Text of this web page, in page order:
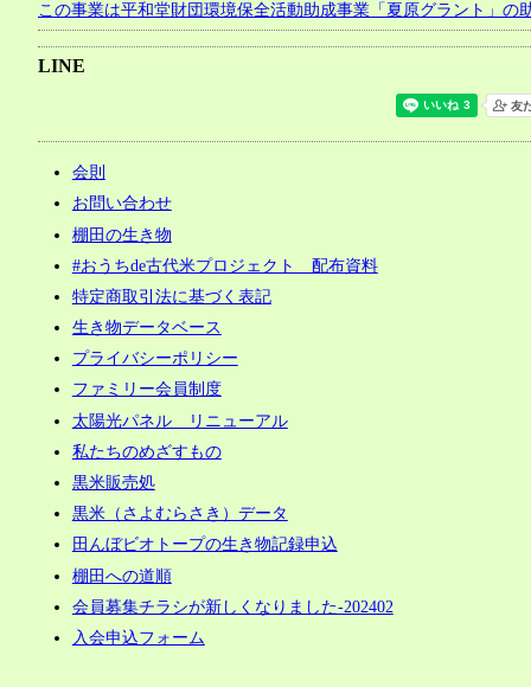
この事業は平和堂財団環境保全活動助成事業「夏原グラント」の
LINE
会則
お問い合わせ
棚田の生き物
#おうちde古代米プロジェクト 配布資料
特定商取引法に基づく表記
生き物データベース
プライバシーポリシー
ファミリー会員制度
太陽光パネル リニューアル
私たちのめざすもの
黒米販売処
黒米（さよむらさき）データ
田んぼビオトープの生き物記録申込
棚田への道順
会員募集チラシが新しくなりました-202402
入会申込フォーム